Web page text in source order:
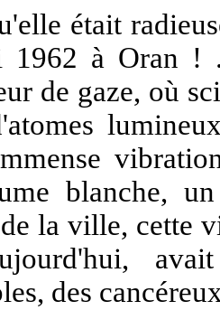
était radieuse
1962 à Oran !
de gaze, où
blanche,
de la ville, cette
des